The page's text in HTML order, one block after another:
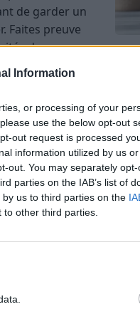
Information
or processing of your
use the below opt-out
out request is processed
information utilized by us
out. You may separately
parties on the IAB’s list of
us to third parties on the
other third parties.
de garder un
Faites preuve
de
naturel
choix. Vous
ou dans
la perfection.
votre
pourriez
rechercher la
Tri
du